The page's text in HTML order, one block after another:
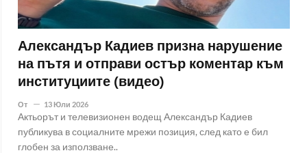
Александър Кадиев призна нарушение
на пътя и отправи остър коментар към
институциите (видео)
От 13 Юли 2026
Актьорът и телевизионен водещ Александър Кадиев
публикува в социалните мрежи позиция, след като е бил
глобен за използване..